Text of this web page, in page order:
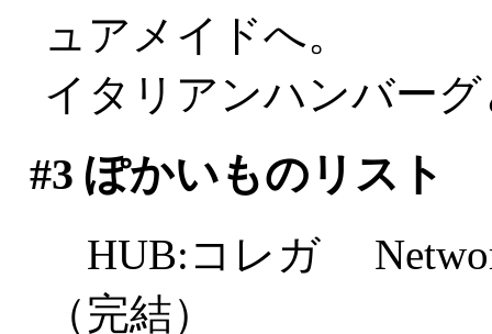
ュアメイドへ。
イタリアンハンバー
#3 ぽかいものリスト
HUB:コレガ
（完結）